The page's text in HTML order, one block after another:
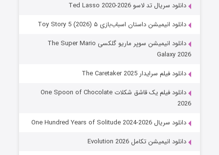
دانلود سریال تد لاسو Ted Lasso 2020-2026
دانلود انیمیشن داستان اسباب‌بازی ۵ Toy Story 5 (2026)
دانلود انیمیشن سوپر ماریو گلکسی The Super Mario
Galaxy 2026
دانلود فیلم سرایدار The Caretaker 2025
دانلود فیلم یک قاشق شکلات One Spoon of Chocolate
2026
دانلود سریال One Hundred Years of Solitude 2024-2026
دانلود انیمیشن تکامل Evolution 2026